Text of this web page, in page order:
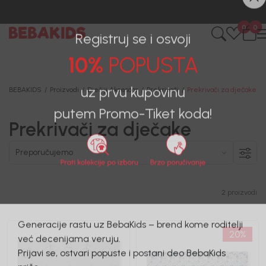
0 0
BEBAKIDS Proizvodi Dječiji Aksesoar Prekrivači Prekrivači za dječake
Prekrivači za dječake
2 proizvodi
20%
Registruj se i osvoji
10% POPUSTA
uz prvu kupovinu
putem Promo-Tiket koda!
Generacije rastu uz BebaKids – brend kome roditelji
već decenijama veruju.